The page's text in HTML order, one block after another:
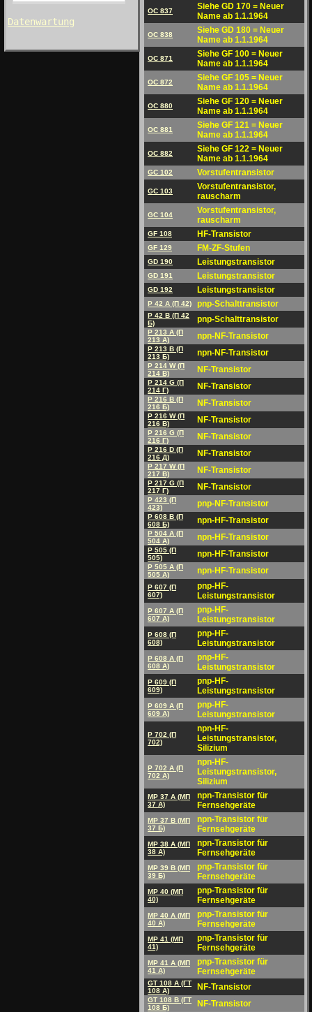
Datenwartung
OC 837
Siehe GD 170 = Neuer
Name ab 1.1.1964
OC 838
Siehe GD 180 = Neuer
Name ab 1.1.1964
OC 871
Siehe GF 100 = Neuer
Name ab 1.1.1964
OC 872
Siehe GF 105 = Neuer
Name ab 1.1.1964
OC 880
Siehe GF 120 = Neuer
Name ab 1.1.1964
OC 881
Siehe GF 121 = Neuer
Name ab 1.1.1964
OC 882
Siehe GF 122 = Neuer
Name ab 1.1.1964
GC 102 Vorstufentransistor
GC 103
Vorstufentransistor,
rauscharm
GC 104
Vorstufentransistor,
rauscharm
GF 108 HF-Transistor
GF 129 FM-ZF-Stufen
GD 190 Leistungstransistor
GD 191 Leistungstransistor
GD 192 Leistungstransistor
P 42 A (П 42) pnp-Schalttransistor
P 42 B (П 42
Б)
pnp-Schalttransistor
P 213 A (П
213 A)
npn-NF-Transistor
P 213 B (П
213 Б)
npn-NF-Transistor
P 214 W (П
214 В)
NF-Transistor
P 214 G (П
214 Г)
NF-Transistor
P 216 B (П
216 Б)
NF-Transistor
P 216 W (П
216 В)
NF-Transistor
P 216 G (П
216 Г)
NF-Transistor
P 216 D (П
216 Д)
NF-Transistor
P 217 W (П
217 В)
NF-Transistor
P 217 G (П
217 Г)
NF-Transistor
P 423 (П
423)
pnp-NF-Transistor
P 608 B (П
608 Б)
npn-HF-Transistor
P 504 A (П
504 A)
npn-HF-Transistor
P 505 (П
505)
npn-HF-Transistor
P 505 A (П
505 A)
npn-HF-Transistor
P 607 (П
607)
pnp-HF-
Leistungstransistor
P 607 A (П
607 A)
pnp-HF-
Leistungstransistor
P 608 (П
608)
pnp-HF-
Leistungstransistor
P 608 A (П
608 A)
pnp-HF-
Leistungstransistor
P 609 (П
609)
pnp-HF-
Leistungstransistor
P 609 A (П
609 A)
pnp-HF-
Leistungstransistor
P 702 (П
702)
npn-HF-
Leistungstransistor,
Silizium
P 702 A (П
702 A)
npn-HF-
Leistungstransistor,
Silizium
MP 37 A (MП
37 A)
npn-Transistor für
Fernsehgeräte
MP 37 B (MП
37 Б)
npn-Transistor für
Fernsehgeräte
MP 38 A (MП
38 A)
npn-Transistor für
Fernsehgeräte
MP 39 B (MП
39 Б)
pnp-Transistor für
Fernsehgeräte
MP 40 (MП
40)
pnp-Transistor für
Fernsehgeräte
MP 40 A (MП
40 A)
pnp-Transistor für
Fernsehgeräte
MP 41 (MП
41)
pnp-Transistor für
Fernsehgeräte
MP 41 A (MП
41 A)
pnp-Transistor für
Fernsehgeräte
GT 108 A (ГT
108 A)
NF-Transistor
GT 108 B (ГT
108 Б)
NF-Transistor